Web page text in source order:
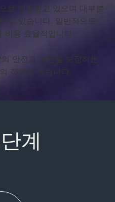
로 인정받고 있으며 대부분
수 있습니다. 일반적으로
비용 효율적입니다.
안전과 보안을 보장하는
적용을 받습니다.
계